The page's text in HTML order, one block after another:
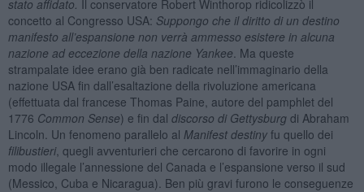
stato affidato. Il conservatore Robert Winthorop ridicolizzò il
concetto al Congresso USA: Suppongo che il diritto di un destino
manifesto all’espansione non verrà ammesso esistere in alcuna
nazione ad eccezione della nazione Yankee . Ma queste
strampalate idee erano già ben radicate nell’immaginario della
nazione USA fin dall’esaltazione della rivoluzione americana
(effettuata dal francese Thomas Paine, autore del pamphlet del
1776 Common Sense) e fin dal discorso di Gettysburgdi Abraham
Lincoln. Un fenomeno parallelo al Manifest destinyfu quello dei
filibustieri, quegli avventurieri che cercarono di favorire in ogni
modo illegale l’annessione del Canada e l’espansione verso il sud
(Messico, Cuba e Nicaragua). Ben più gravi furono le conseguenze